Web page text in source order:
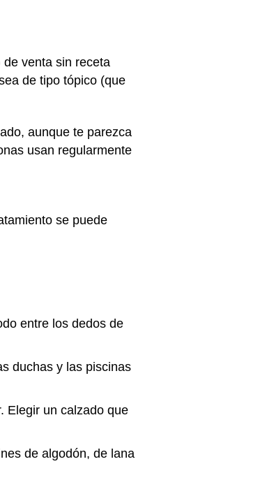
venta sin receta
de tipo tópico (que
aunque te parezca
usan regularmente
se puede
entre los dedos de
duchas y las piscinas
Elegir un calzado que
de algodón, de lana